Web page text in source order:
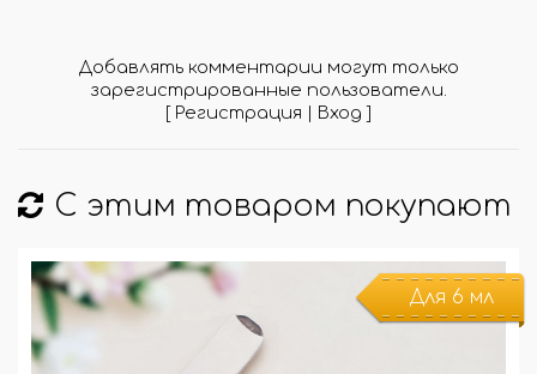
Добавлять комментарии могут только
зарегистрированные пользователи.
[ Регистрация | Вход ]
С этим товаром покупают
Для 6 мл